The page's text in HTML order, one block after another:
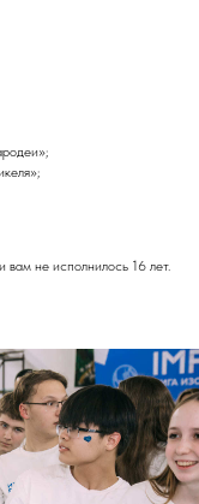
не исполнилось 16 лет.